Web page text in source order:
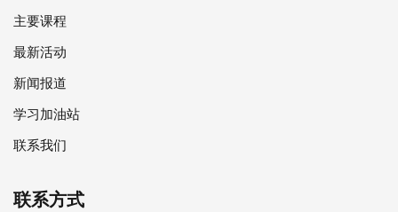
主要课程
最新活动
新闻报道
学习加油站
联系我们
联系方式